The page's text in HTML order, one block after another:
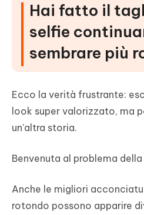
Hai fatto il
selfie
sembrare più
Ecco la verità frustrante:
look super valorizzato, ma
un'altra storia.
Benvenuta al problema
Anche le migliori
rotondo possono apparire